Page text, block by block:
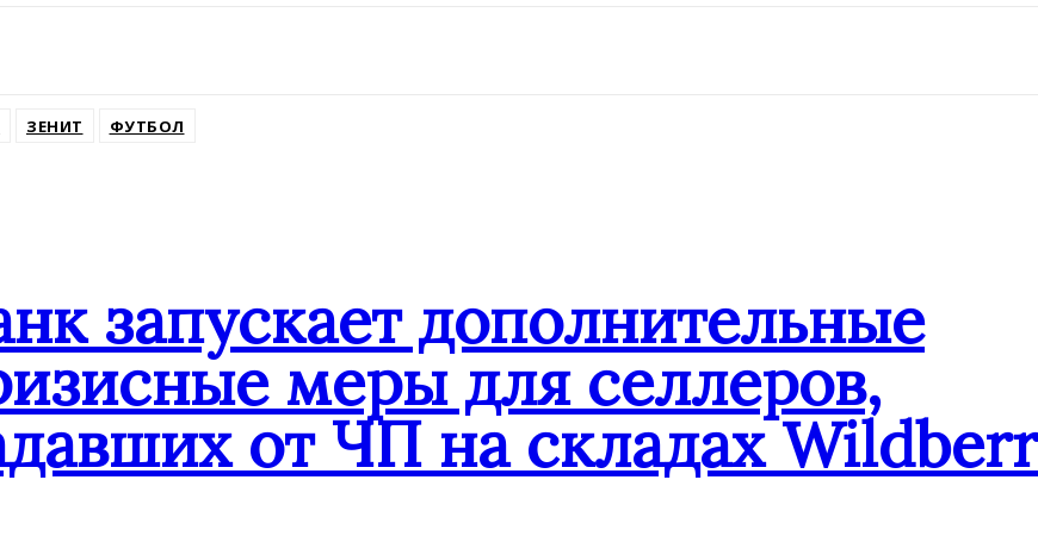
ЗЕНИТ ФУТБОЛ
запускает дополнительные
меры для селлеров,
от ЧП на складах